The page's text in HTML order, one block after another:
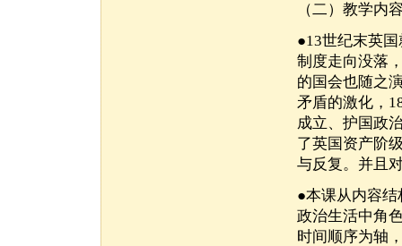
（二）教学内
●13世纪末英
制度走向没落
的国会也随之
矛盾的激化，
成立、护国政
了英国资产阶
与反复。并且
●本课从内容
政治生活中角
时间顺序为轴